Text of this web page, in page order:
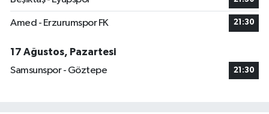
Amed - Erzurumspor FK 21:30
17 Ağustos, Pazartesi
Samsunspor - Göztepe
21:30